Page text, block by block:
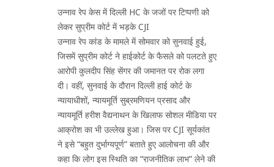
उन्नाव रेप केस में दिल्ली HC के जजों पर टिप्पणी को
लेकर सुप्रीम कोर्ट में भड़के CJI
उन्नाव रेप कांड के मामले में सोमवार को सुनवाई हुई,
जिसमें सुप्रीम कोर्ट ने हाईकोर्ट के फैसले को पलटते हुए
आरोपी कुलदीप सिंह सेंगर की जमानत पर रोक लगा
दी। वहीं, सुनवाई के दौरान दिल्ली हाई कोर्ट के
न्यायाधीशों, न्यायमूर्ति सुब्रमणियन प्रसाद और
न्यायमूर्ति हरीश वैद्यनाथन के खिलाफ सोशल मीडिया पर
आक्रोश का भी उल्लेख हुआ। जिस पर CJI सूर्यकांत
ने इसे “बहुत दुर्भाग्यपूर्ण” बताते हुए आलोचना की और
कहा कि लोग इस स्थिति का “राजनीतिक लाभ” लेने की